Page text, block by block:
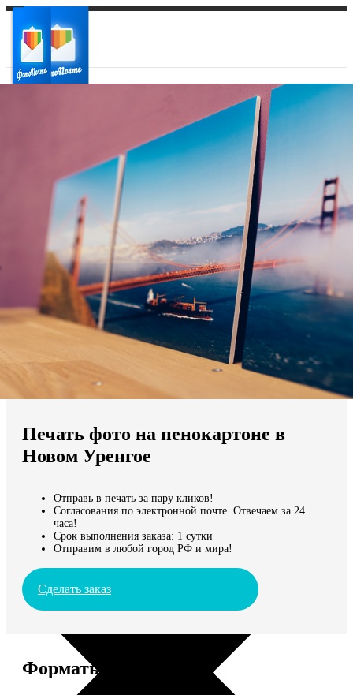
Ваш регион доставки
Выберите из списка:
Мы доставляем по всему миру
Продолжить без города
Печать фото на пенокартоне в
Новом Уренгое
Отправь в печать за пару кликов!
Согласования по электронной почте. Отвечаем за 24
часа!
Срок выполнения заказа: 1 сутки
Отправим в любой город РФ и мира!
Сделать заказ
Форматы и цены